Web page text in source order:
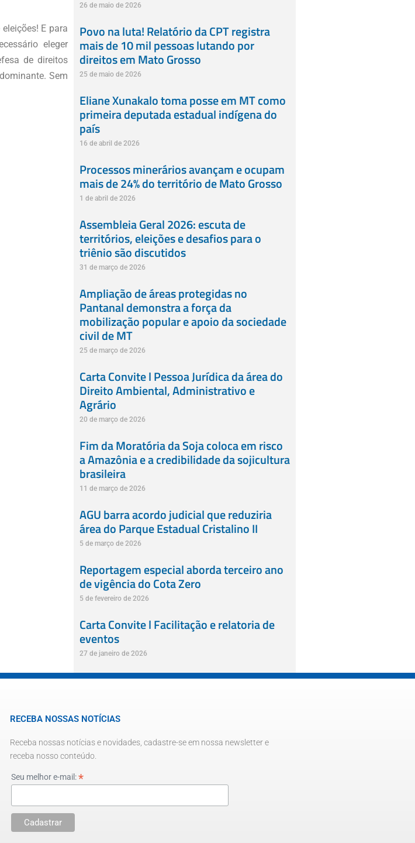
E para
eleger
de direitos
Sem
26 de maio de 2026
Povo na luta! Relatório da CPT registra
mais de 10 mil pessoas lutando por
direitos em Mato Grosso
25 de maio de 2026
Eliane Xunakalo toma posse em MT como
primeira deputada estadual indígena do
país
16 de abril de 2026
Processos minerários avançam e ocupam
mais de 24% do território de Mato Grosso
1 de abril de 2026
Assembleia Geral 2026: escuta de
territórios, eleições e desafios para o
triênio são discutidos
31 de março de 2026
Ampliação de áreas protegidas no
Pantanal demonstra a força da
mobilização popular e apoio da sociedade
civil de MT
25 de março de 2026
Carta Convite l Pessoa Jurídica da área do
Direito Ambiental, Administrativo e
Agrário
20 de março de 2026
Fim da Moratória da Soja coloca em risco
a Amazônia e a credibilidade da sojicultura
brasileira
11 de março de 2026
AGU barra acordo judicial que reduziria
área do Parque Estadual Cristalino II
5 de março de 2026
Reportagem especial aborda terceiro ano
de vigência do Cota Zero
5 de fevereiro de 2026
Carta Convite l Facilitação e relatoria de
eventos
27 de janeiro de 2026
RECEBA NOSSAS NOTÍCIAS
Receba nossas notícias e novidades, cadastre-se em nossa newsletter e
receba nosso conteúdo.
Seu melhor e-mail:*